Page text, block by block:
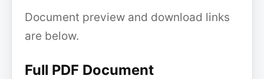
Document preview and download links
are below.
Full PDF Document